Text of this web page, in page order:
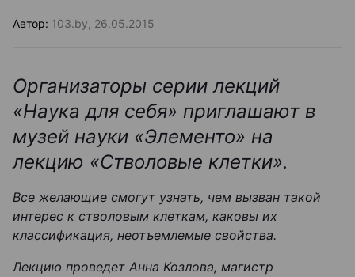
Автор: 103.by, 26.05.2015
Организаторы серии лекций
«Наука для себя» приглашают в
музей науки «Элементо» на
лекцию «Стволовые клетки».
Все желающие смогут узнать, чем вызван такой
интерес к стволовым клеткам, каковы их
классификация, неотъемлемые свойства.
Лекцию проведет Анна Козлова, магистр